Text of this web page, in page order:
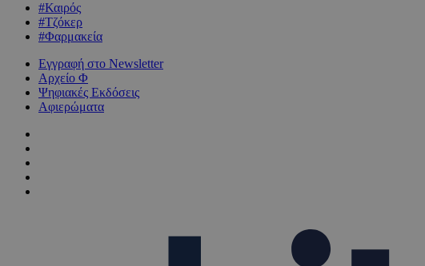
#Καιρός
#Τζόκερ
#Φαρμακεία
Εγγραφή στο Newsletter
Αρχείο Φ
Ψηφιακές Εκδόσεις
Αφιερώματα